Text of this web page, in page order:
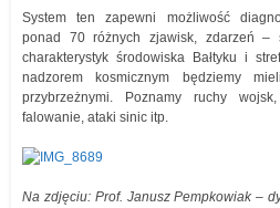
System ten zapewni możliwość
ponad 70 różnych zjawisk, zdarzeń –
charakterystyk środowiska Bałtyku i
nadzorem kosmicznym będziemy
przybrzeżnymi. Poznamy ruchy
falowanie, ataki sinic itp.
Na zdjęciu: Prof. Janusz Pempkowiak –